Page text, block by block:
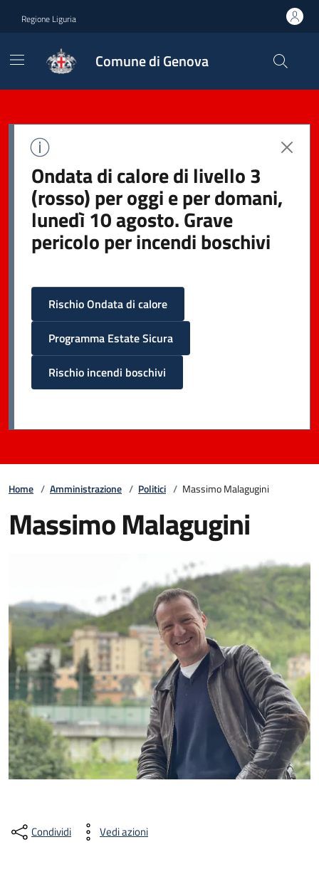
Regione Liguria
Comune di Genova
Ondata di calore di livello 3
(rosso) per oggi e per domani,
lunedì 10 agosto. Grave
pericolo per incendi boschivi
Rischio Ondata di calore
Programma Estate Sicura
Rischio incendi boschivi
Home / Amministrazione / Politici / Massimo Malagugini
Massimo Malagugini
Condividi Vedi azioni